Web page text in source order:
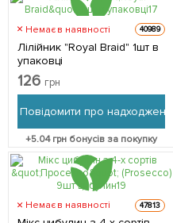
Немає в наявності 40989
Лілійник "Royal Braid" 1шт в
упаковці
126 грн
Повідомити про надходження
+5.04грн бонусів за покупку
Немає в наявності 47813